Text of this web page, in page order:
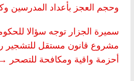
وحجم العجز بأعداد المدرسين
سميرة الجزار توجه سؤالا
مشروع قانون مستقل للتشجير
أحزمة واقية ومكافحة للتصحر →